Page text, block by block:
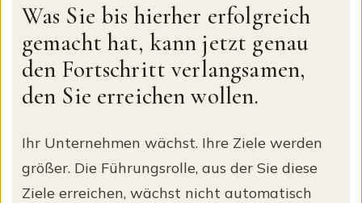
Was Sie bis hierher erfolgreich
gemacht hat, kann jetzt genau
den Fortschritt verlangsamen,
den Sie erreichen wollen.
Ihr Unternehmen wächst. Ihre Ziele werden
größer. Die Führungsrolle, aus der Sie diese
Ziele erreichen, wächst nicht automatisch